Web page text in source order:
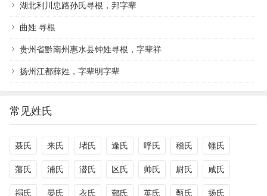
湖北利川忠路孙氏寻根，邦字辈
曲姓 寻根
贵州省黔南州惠水县钟姓寻根，字辈祥
扬州江都薛姓，字辈明字辈
常见姓氏
聂氏 来氏 堵氏 逢氏 呼氏 稽氏 锺氏
藩氏 浦氏 潜氏 区氏 帅氏 尉氏 咸氏
禤氏 晏氏 衣氏 鄞氏 英氏 甄氏 扬氏